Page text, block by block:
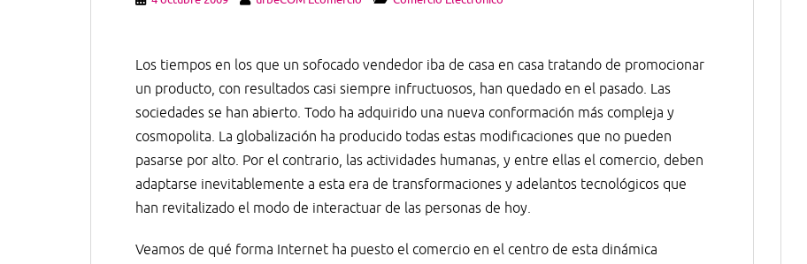
Los tiempos en los que un sofocado vendedor iba de casa en casa tratando de promocionar
un producto, con resultados casi siempre infructuosos, han quedado en el pasado. Las
sociedades se han abierto. Todo ha adquirido una nueva conformación más compleja y
cosmopolita. La globalización ha producido todas estas modificaciones que no pueden
pasarse por alto. Por el contrario, las actividades humanas, y entre ellas el comercio, deben
adaptarse inevitablemente a esta era de transformaciones y adelantos tecnológicos que
han revitalizado el modo de interactuar de las personas de hoy.
Veamos de qué forma Internet ha puesto el comercio en el centro de esta dinámica